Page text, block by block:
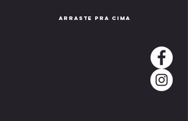
arraste pra cima